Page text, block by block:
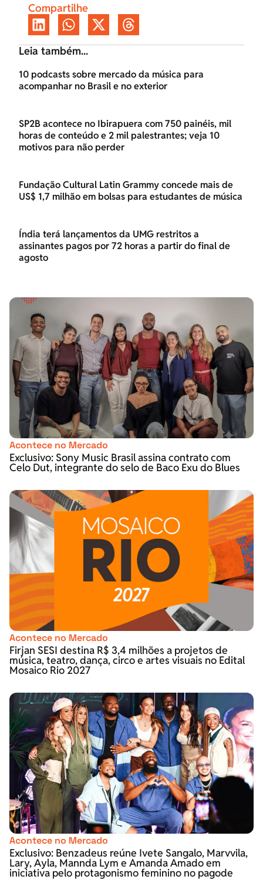
Compartilhe
Leia também...
10 podcasts sobre mercado da música para
acompanhar no Brasil e no exterior
SP2B acontece no Ibirapuera com 750 painéis, mil
horas de conteúdo e 2 mil palestrantes; veja 10
motivos para não perder
Fundação Cultural Latin Grammy concede mais de
US$ 1,7 milhão em bolsas para estudantes de música
Índia terá lançamentos da UMG restritos a
assinantes pagos por 72 horas a partir do final de
agosto
Acontece no Mercado
Exclusivo: Sony Music Brasil assina contrato com
Celo Dut, integrante do selo de Baco Exu do Blues
Acontece no Mercado
Firjan SESI destina R$ 3,4 milhões a projetos de
música, teatro, dança, circo e artes visuais no Edital
Mosaico Rio 2027
Acontece no Mercado
Exclusivo: Benzadeus reúne Ivete Sangalo, Marvvila,
Lary, Ayla, Mannda Lym e Amanda Amado em
iniciativa pelo protagonismo feminino no pagode